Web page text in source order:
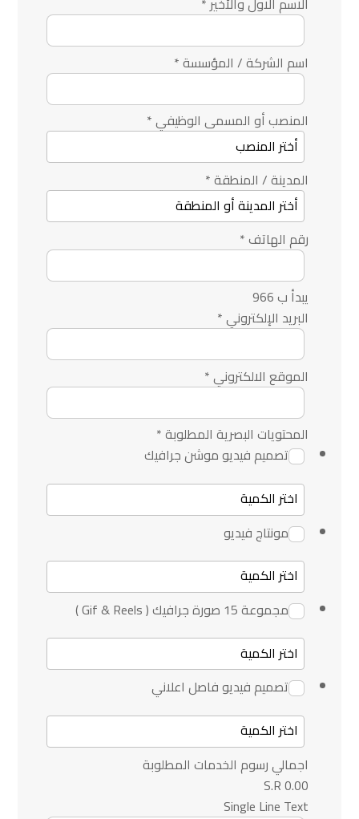
اسم الشركة / المؤسسة*
المنصب أو المسمى الوظيفي*
المدينة / المنطقة*
رقم الهاتف*
يبدأ ب 966
البريد الإلكتروني*
الموقع الالكتروني*
المحتويات البصرية المطلوبة*
تصميم فيديو موشن جرافيك
مونتاج فيديو
مجموعة 15 صورة جرافيك ( Gif & Reels )
تصميم فيديو فاصل اعلاني
اجمالي رسوم الخدمات المطلوبة
0.00 S.R
Single Line Text